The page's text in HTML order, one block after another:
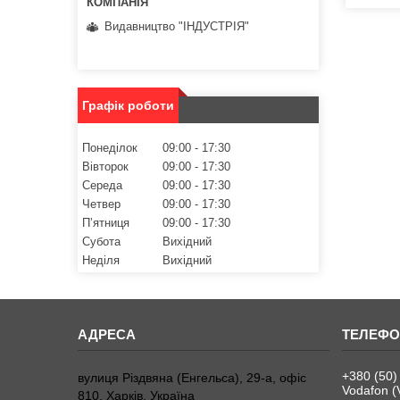
Видавництво "ІНДУСТРІЯ"
Графік роботи
Понеділок 09:00
17:30
Вівторок
09:00
17:30
Середа
09:00
17:30
Четвер
09:00
17:30
Пʼятниця
09:00
17:30
Субота
Вихідний
Неділя
Вихідний
вулиця Різдвяна (Енгельса), 29-а, офіс
810, Харків, Україна
+380
Vodafon